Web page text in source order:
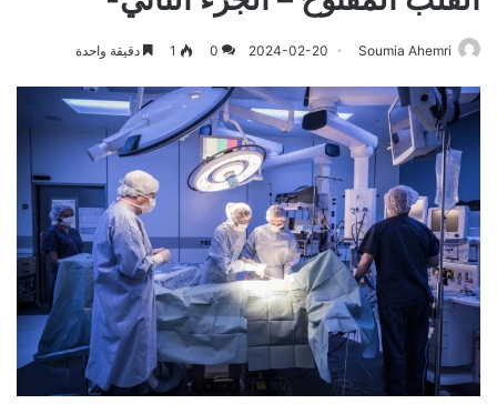
Soumia Ahemri
2024-02-20
0
1 دقيقة واحدة